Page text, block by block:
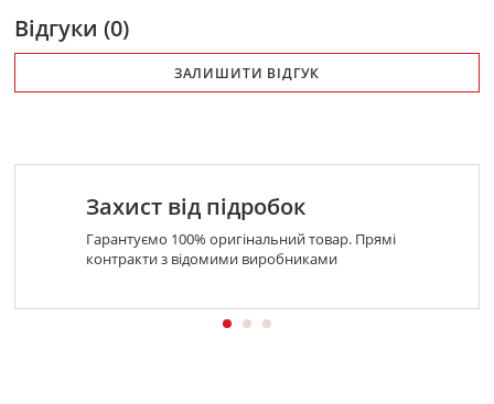
Відгуки (0)
ЗАЛИШИТИ ВІДГУК
Захист від підробок
Гарантуємо 100% оригінальний товар. Прямі
контракти з відомими виробниками